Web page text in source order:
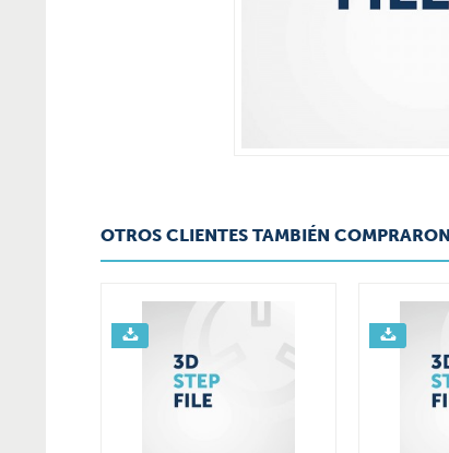
OTROS CLIENTES TAMBIÉN COMPRARON